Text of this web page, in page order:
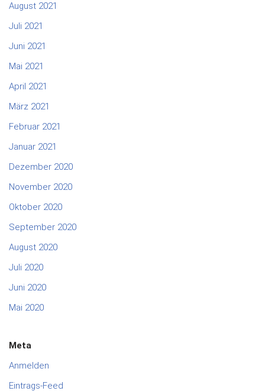
August 2021
Juli 2021
Juni 2021
Mai 2021
April 2021
März 2021
Februar 2021
Januar 2021
Dezember 2020
November 2020
Oktober 2020
September 2020
August 2020
Juli 2020
Juni 2020
Mai 2020
Meta
Anmelden
Eintrags-Feed